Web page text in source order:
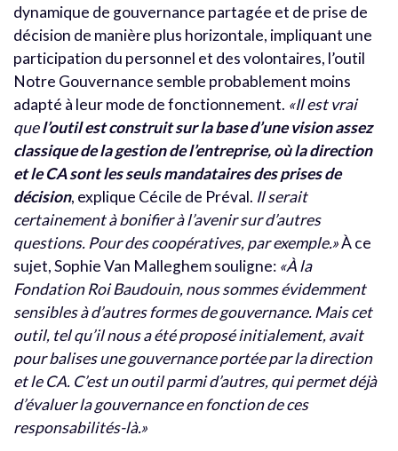
dynamique de gouvernance partagée et de prise de
décision de manière plus horizontale, impliquant une
participation du personnel et des volontaires, l’outil
Notre Gouvernance semble probablement moins
adapté à leur mode de fonctionnement. «Il est vrai
quel’outil est construit sur la base d’une vision assez
classique de la gestion de l’entreprise, où la direction
et le CA sont les seuls mandataires des prises de
décision, explique Cécile de Préval. Il serait
certainement à bonifier à l’avenir sur d’autres
questions. Pour des coopératives, par exemple.»À ce
sujet, Sophie Van Malleghem souligne: «À la
Fondation Roi Baudouin, nous sommes évidemment
sensibles à d’autres formes de gouvernance. Mais cet
outil, tel qu’il nous a été proposé initialement, avait
pour balises une gouvernance portée par la direction
et le CA. C’est un outil parmi d’autres, qui permet déjà
d’évaluer la gouvernance en fonction de ces
responsabilités-là.»